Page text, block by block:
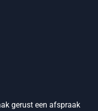
gerust een afspraak